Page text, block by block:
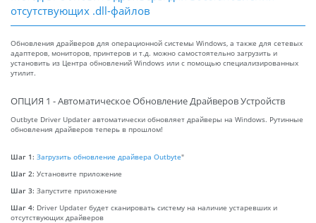
отсутствующих .dll-файлов
Обновления драйверов для операционной системы Windows, а также для сетевых
адаптеров, мониторов, принтеров и т.д. можно самостоятельно загрузить и
установить из Центра обновлений Windows или с помощью специализированных
утилит.
ОПЦИЯ 1 - Автоматическое Обновление Драйверов Устройств
Outbyte Driver Updater автоматически обновляет драйверы на Windows. Рутинные
обновления драйверов теперь в прошлом!
Шаг 1: Загрузить обновление драйвера Outbyte"
Шаг 2: Установите приложение
Шаг 3: Запустите приложение
Шаг 4: Driver Updater будет сканировать систему на наличие устаревших и
отсутствующих драйверов